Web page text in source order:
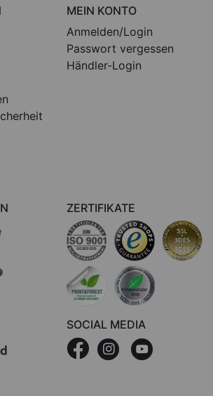
MEIN KONTO
Anmelden/Login
Passwort vergessen
Händler-Login
ZERTIFIKATE
SOCIAL MEDIA